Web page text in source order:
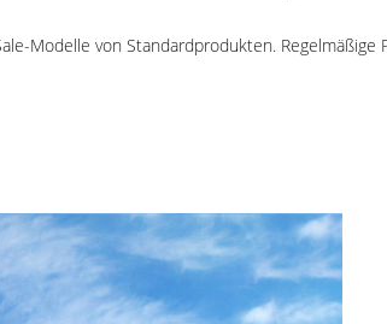
Modelle von Standardprodukten.